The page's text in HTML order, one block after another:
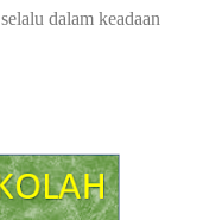
dalam keadaan